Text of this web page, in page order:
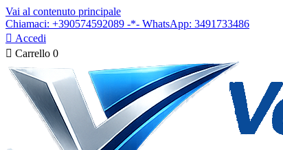
Vai al contenuto principale
Chiamaci: +390574592089 -*- WhatsApp: 3491733486
 Accedi
 Carrello 0